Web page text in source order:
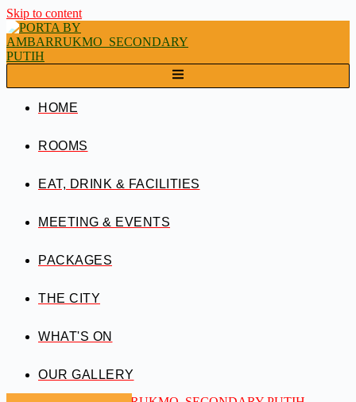
Skip to content
HOME
ROOMS
EAT, DRINK & FACILITIES
MEETING & EVENTS
PACKAGES
THE CITY
WHAT'S ON
OUR GALLERY